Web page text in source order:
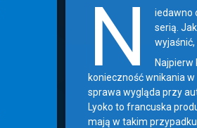
N
iedawno
serią.
Najpierw
konieczność wnikania
sprawa wygląda przy
Lyoko to francuska
mają w takim